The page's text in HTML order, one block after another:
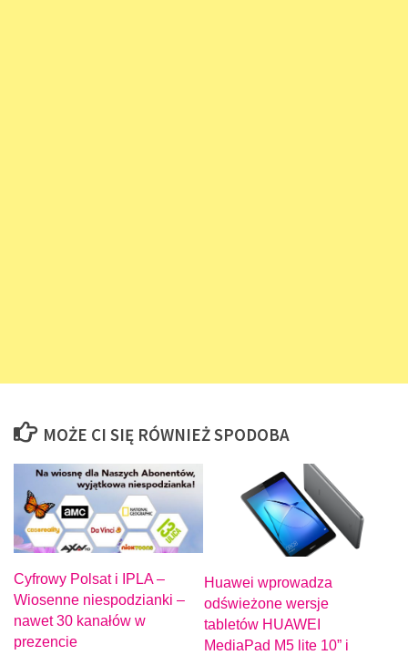
MOŻE CI SIĘ RÓWNIEŻ SPODOBA
Cyfrowy Polsat i IPLA –
Wiosenne niespodzianki –
nawet 30 kanałów w
prezencie
Huawei wprowadza
odświeżone wersje
tabletów HUAWEI
MediaPad M5 lite 10” i